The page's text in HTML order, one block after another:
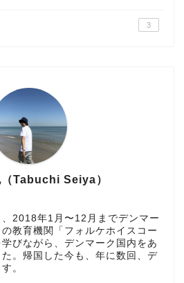
3
（Tabuchi Seiya）
2018年1月〜12月までデンマー
教育機関「フォルケホイスコー
びながら、デンマーク国内をあ
。帰国した今も、年に数回、デ
。